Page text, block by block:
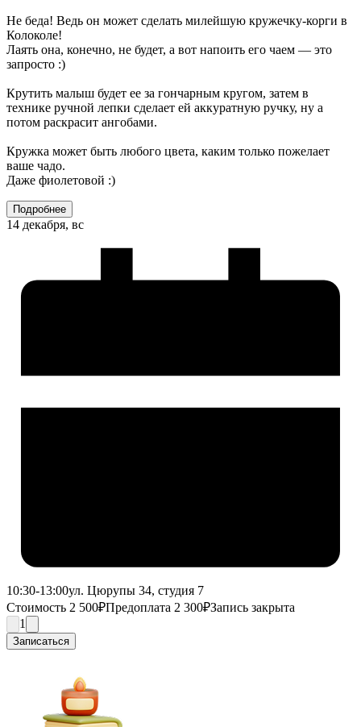
Не беда! Ведь он может сделать милейшую кружечку-корги в
Колоколе!
Лаять она, конечно, не будет, а вот напоить его чаем — это
запросто :)
Крутить малыш будет ее за гончарным кругом, затем в
технике ручной лепки сделает ей аккуратную ручку, ну а
потом раскрасит ангобами.
Кружка может быть любого цвета, каким только пожелает
ваше чадо.
Даже фиолетовой :)
Подробнее
14 декабря, вс
10:30-13:00ул. Цюрупы 34, студия 7
Стоимость 2 500₽Предоплата 2 300₽Запись закрыта
1
Записаться